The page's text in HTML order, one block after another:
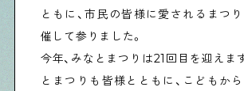
シタマチコウベについて
下町マップ
下町カレンダー
週刊下町日和
下町寫眞
ともに、市民の皆様に愛されるまつ
催して参りました。
今年、みなとまつりは21回目を迎えま
とまつりも皆様とともに、こどもか